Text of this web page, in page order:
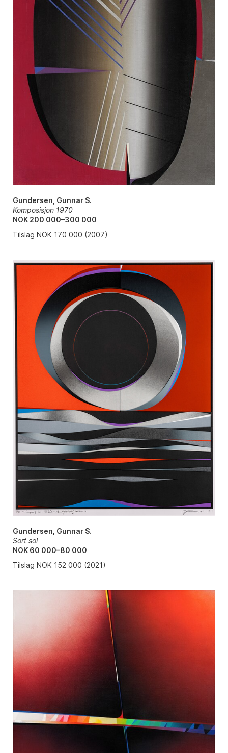
Gundersen, Gunnar S.
Komposisjon 1970
NOK 200 000–300 000
Tilslag NOK 170 000 (2007)
Gundersen, Gunnar S.
Sort sol
NOK 60 000–80 000
Tilslag NOK 152 000 (2021)